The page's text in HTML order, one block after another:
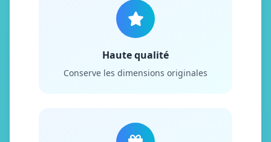
Haute qualité
Conserve les dimensions originales